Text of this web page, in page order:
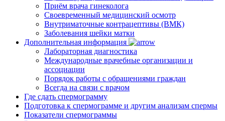
Приём врача гинеколога
Своевременный медицинский осмотр
Внутриматочные контрацептивы (ВМК)
Заболевания шейки матки
Дополнительная информация
Лабораторная диагностика
Международные врачебные организации и
ассоциации
Порядок работы с обращениями граждан
Всегда на связи с врачом
Где сдать спермограмму
Подготовка к спермограмме и другим анализам спермы
Показатели спермограммы